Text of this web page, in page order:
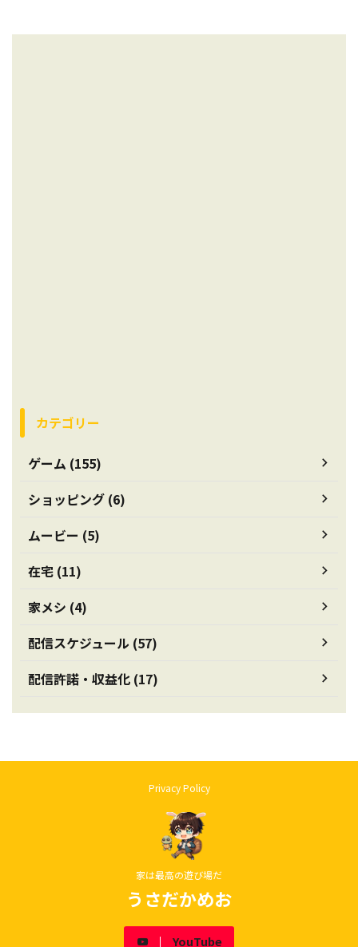
カテゴリー
ゲーム (155)
ショッピング (6)
ムービー (5)
在宅 (11)
家メシ (4)
配信スケジュール (57)
配信許諾・収益化 (17)
Privacy Policy
家は最高の遊び場だ
うさだかめお
YouTube